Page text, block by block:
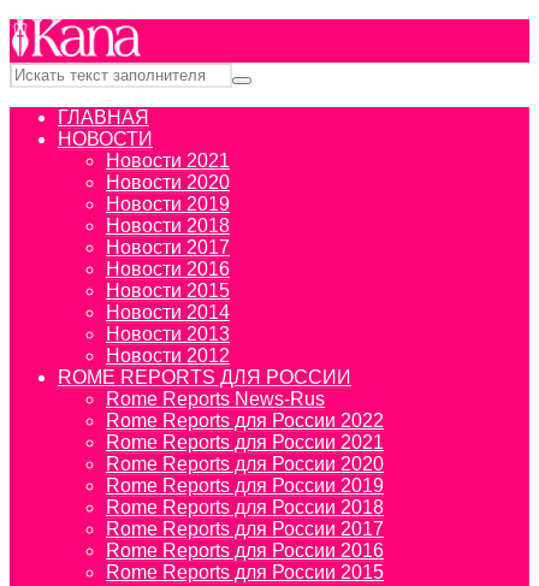
ГЛАВНАЯ
НОВОСТИ
Новости 2021
Новости 2020
Новости 2019
Новости 2018
Новости 2017
Новости 2016
Новости 2015
Новости 2014
Новости 2013
Новости 2012
ROME REPORTS ДЛЯ РОССИИ
Rome Reports News-Rus
Rome Reports для России 2022
Rome Reports для России 2021
Rome Reports для России 2020
Rome Reports для России 2019
Rome Reports для России 2018
Rome Reports для России 2017
Rome Reports для России 2016
Rome Reports для России 2015